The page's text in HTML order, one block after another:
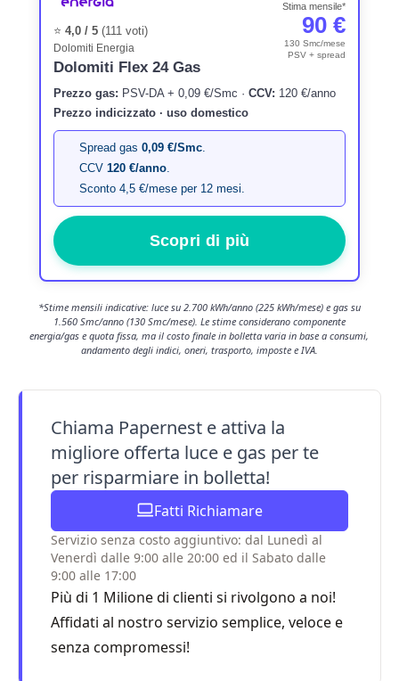
⭐ 4,0 / 5(111 voti)
Dolomiti Energia
Dolomiti Flex 24 Gas
Stima mensile*
90 €
130 Smc/mese
PSV + spread
Prezzo gas: PSV-DA + 0,09 €/Smc · CCV: 120 €/anno
Prezzo indicizzato · uso domestico
Spread gas 0,09 €/Smc.
CCV 120 €/anno.
Sconto 4,5 €/mese per 12 mesi.
Scopri di più
*Stime mensili indicative: luce su 2.700 kWh/anno (225 kWh/mese) e gas su
1.560 Smc/anno (130 Smc/mese). Le stime considerano componente
energia/gas e quota fissa, ma il costo finale in bolletta varia in base a consumi,
andamento degli indici, oneri, trasporto, imposte e IVA.
Chiama Papernest e attiva la
migliore offerta luce e gas per te
per risparmiare in bolletta!
Fatti Richiamare
Servizio senza costo aggiuntivo: dal Lunedì al
Venerdì dalle 9:00 alle 20:00 ed il Sabato dalle
9:00 alle 17:00
Più di 1 Milione di clienti si rivolgono a noi!
Affidati al nostro servizio semplice, veloce e
senza compromessi!